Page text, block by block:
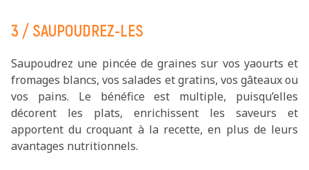
3 / SAUPOUDREZ-LES
Saupoudrez une pincée de graines sur vos yaourts et
fromages blancs, vos salades et gratins, vos gâteaux ou
vos pains. Le bénéfice est multiple, puisqu’elles
décorent les plats, enrichissent les saveurs et
apportent du croquant à la recette, en plus de leurs
avantages nutritionnels.